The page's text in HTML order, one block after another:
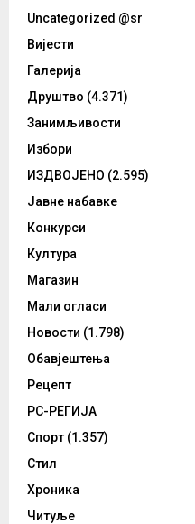
Uncategorized @sr
Вијести
Галерија
Друштво (4.371)
Занимљивости
Избори
ИЗДВОЈЕНО (2.595)
Јавне набавке
Конкурси
Култура
Магазин
Мали огласи
Новости (1.798)
Обавјештења
Рецепт
РС-РЕГИЈА
Спорт (1.357)
Стил
Хроника
Читуље